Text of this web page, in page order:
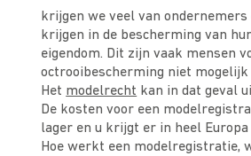
krijgen we veel van
krijgen in de bescherming van
eigendom. Dit zijn vaak mensen
octrooibescherming niet mogelijk
Het modelrecht kan in dat geval
De kosten voor een
lager en u krijgt er in heel
Hoe werkt een modelregistratie,